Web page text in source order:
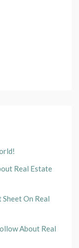
Real Estate
On Real
About Real